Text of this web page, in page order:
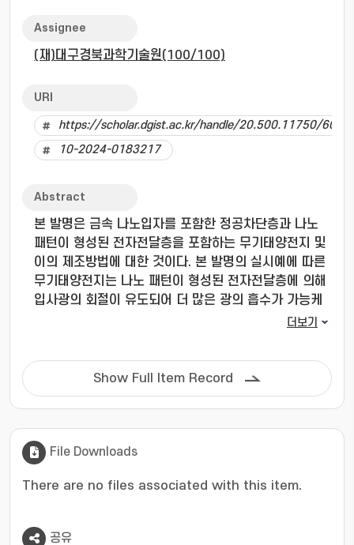
Assignee
(재)대구경북과학기술원(100/100)
URI
https://scholar.dgist.ac.kr/handle/20.500.11750/
10-2024-0183217
Abstract
본 발명은 금속 나노입자를 포함한 정공차단층과 나노
패턴이 형성된 전자전달층을 포함하는 무기태양전지 및
이의 제조방법에 대한 것이다. 본 발명의 실시예에 따른
무기태양전지는 나노 패턴이 형성된 전자전달층에 의해
입사광의 회절이 유도되어 더 많은 광의 흡수가 가능케
하며, 정공차단층에 포함된 금속 나노입자에 의한 플라
가 여기되고 소자효율이 향상될 수 있다.
더보기
Show Full Item Record
File Downloads
There are no files associated with this item.
공유